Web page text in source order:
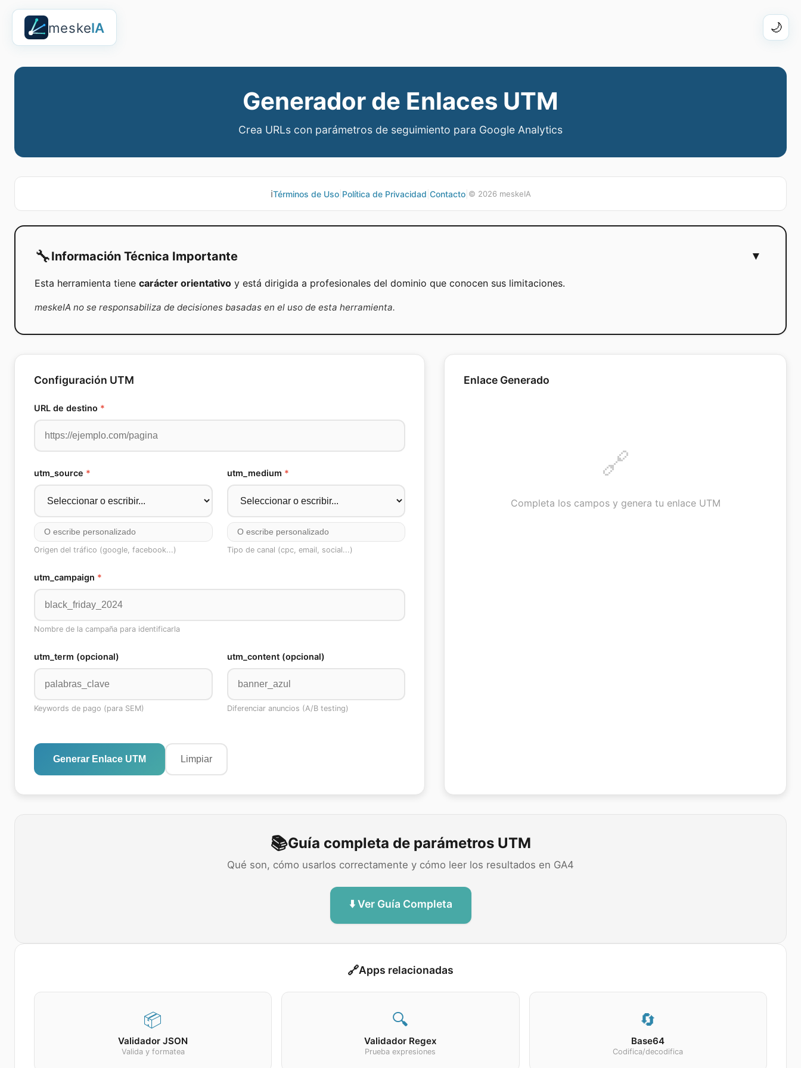
meskeIA 🌙
Generador de Enlaces UTM
Crea URLs con parámetros de seguimiento para Google Analytics
ℹ️Términos de Uso| Política de Privacidad Contacto| © 2026 meskeIA
🔧Información Técnica Importante ▼
Esta herramienta tiene carácter orientativo y está dirigida a profesionales del dominio que conocen sus limitaciones.
meskeIA no se responsabiliza de decisiones basadas en el uso de esta herramienta.
Configuración UTM
URL de destino *
utm_source *
Origen del tráfico (google, facebook...)
utm_medium *
Tipo de canal (cpc, email, social...)
utm_campaign *
Nombre de la campaña para identificarla
utm_term (opcional)
Keywords de pago (para SEM)
utm_content (opcional)
Diferenciar anuncios (A/B testing)
Generar Enlace UTM Limpiar
Enlace Generado
🔗
Completa los campos y genera tu enlace UTM
📚Guía completa de parámetros UTM
Qué son, cómo usarlos correctamente y cómo leer los resultados en GA4
⬇️ Ver Guía Completa
🔗Apps relacionadas
📦
Validador JSON
Valida y formatea
🔍
Validador Regex
Prueba expresiones
🔄
Base64
Codifica/decodifica